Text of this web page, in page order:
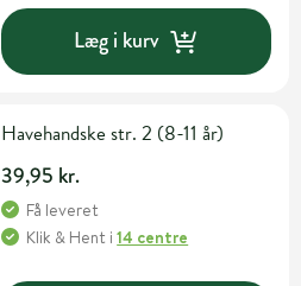
Læg i kurv
Havehandske str. 2 (8-11 år)
39,95 kr.
Få leveret
Klik & Hent i14 centre